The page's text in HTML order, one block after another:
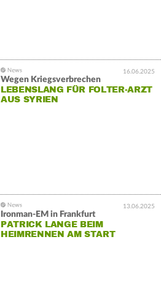
16.06.2025
Wegen Kriegsverbrechen
LEBENSLANG FÜR FOLTER-ARZT
AUS SYRIEN
13.06.2025
Ironman-EM in Frankfurt
PATRICK LANGE BEIM
HEIMRENNEN AM START